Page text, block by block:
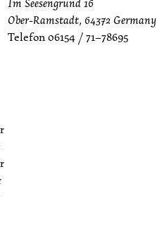
Ober-Ramstadt, 64372 Germany
Telefon06154 / 71–78695